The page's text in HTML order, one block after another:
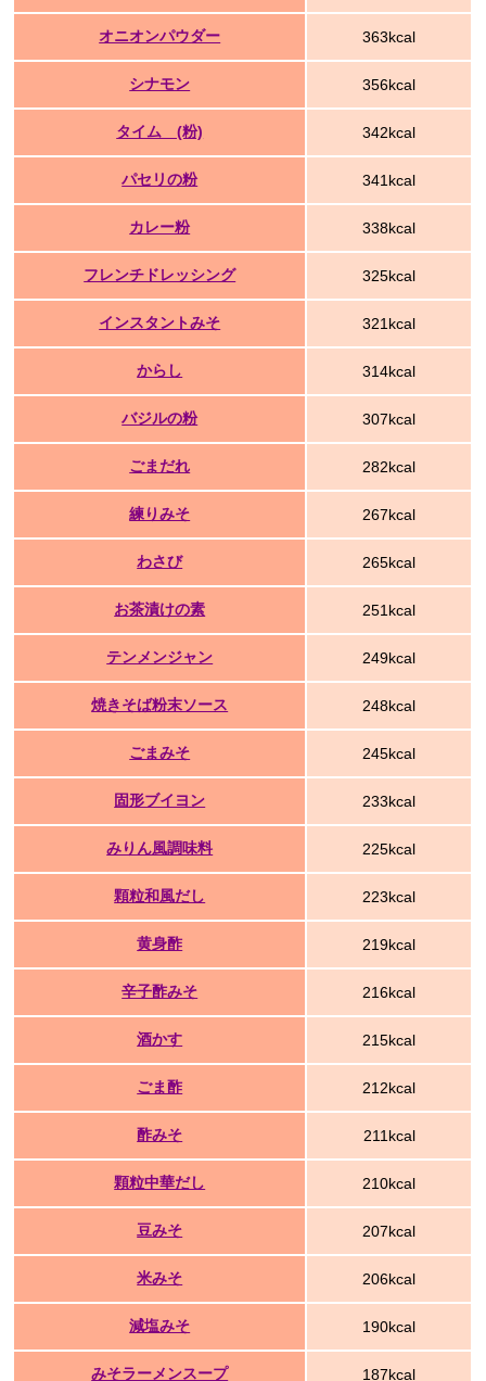
オニオンパウダー 363kcal
シナモン 356kcal
タイム (粉) 342kcal
パセリの粉 341kcal
カレー粉 338kcal
フレンチドレッシング 325kcal
インスタントみそ 321kcal
からし 314kcal
バジルの粉 307kcal
ごまだれ 282kcal
練りみそ 267kcal
わさび 265kcal
お茶漬けの素 251kcal
テンメンジャン 249kcal
焼きそば粉末ソース 248kcal
ごまみそ 245kcal
固形ブイヨン 233kcal
みりん風調味料 225kcal
顆粒和風だし 223kcal
黄身酢 219kcal
辛子酢みそ 216kcal
酒かす 215kcal
ごま酢 212kcal
酢みそ 211kcal
顆粒中華だし 210kcal
豆みそ 207kcal
米みそ 206kcal
減塩みそ 190kcal
みそラーメンスープ 187kcal